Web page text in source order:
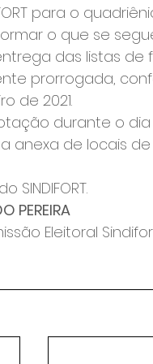
para o
o que se
das listas
prorrogada,
de 2021.
durante o
anexa de locais
SINDIFORT.
PEREIRA
Eleitoral